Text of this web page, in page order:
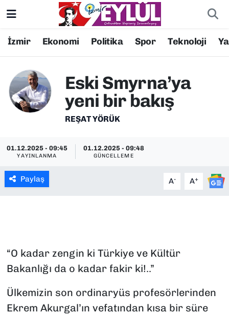
İzmir Ekonomi Politika Spor Teknoloji
Eski Smyrna’ya
yeni bir bakış
REŞAT YÖRÜK
01.12.2025 - 09:45
YAYINLANMA
01.12.2025 - 09:48
GÜNCELLEME
Paylaş A- A+
“O kadar zengin ki Türkiye ve Kültür
Bakanlığı da o kadar fakir ki!..”
Ülkemizin son ordinaryüs profesörlerinden
Ekrem Akurgal’ın vefatından kısa bir süre
Resmi İlanlar
DÜNYA
EKONOMİ
KÜLTÜR SANAT
SAĞLIK
SPOR
TEKNOLOJİ
Konak Nöbetçi Eczaneler
Konak Trafik Yoğunluk Haritası
Süper Lig Puan Durumu ve Fikstür
Tüm Manşetler
Son Dakika Haberleri